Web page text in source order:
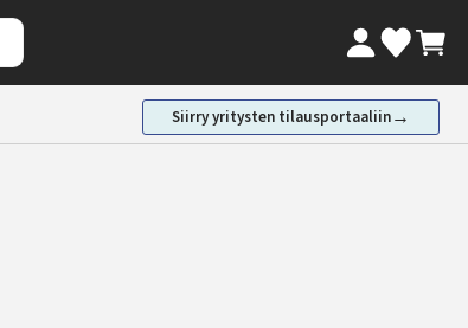
Oma tili
Siirry yritysten tilausportaaliin→